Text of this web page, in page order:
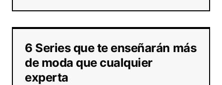
6 Series que te enseñarán más
de moda que cualquier
experta